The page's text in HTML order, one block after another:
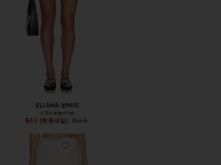
ELIANA 반바지
L'Academie
$60 (최종세일)
Previous price:
$148
Favorite COZYTERRY 반바지